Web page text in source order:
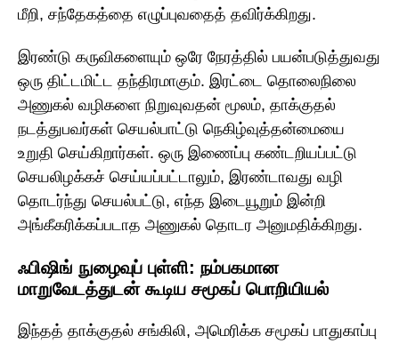
மீறி, சந்தேகத்தை எழுப்புவதைத் தவிர்க்கிறது.
இரண்டு கருவிகளையும் ஒரே நேரத்தில் பயன்படுத்துவது
ஒரு திட்டமிட்ட தந்திரமாகும். இரட்டை தொலைநிலை
அணுகல் வழிகளை நிறுவுவதன் மூலம், தாக்குதல்
நடத்துபவர்கள் செயல்பாட்டு நெகிழ்வுத்தன்மையை
உறுதி செய்கிறார்கள். ஒரு இணைப்பு கண்டறியப்பட்டு
செயலிழக்கச் செய்யப்பட்டாலும், இரண்டாவது வழி
தொடர்ந்து செயல்பட்டு, எந்த இடையூறும் இன்றி
அங்கீகரிக்கப்படாத அணுகல் தொடர அனுமதிக்கிறது.
ஃபிஷிங் நுழைவுப் புள்ளி: நம்பகமான
மாறுவேடத்துடன் கூடிய சமூகப் பொறியியல்
இந்தத் தாக்குதல் சங்கிலி, அமெரிக்க சமூகப் பாதுகாப்பு